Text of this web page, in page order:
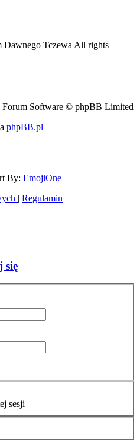
Tczewa All rights
Software © phpBB Limited
phpBB.pl
By: EmojiOne
| Regulamin
się
sesji